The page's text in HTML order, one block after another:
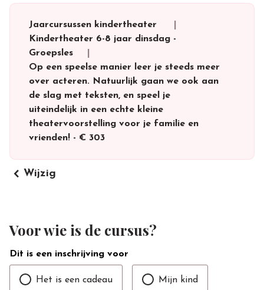
Jaarcursussen kindertheater
Kindertheater 6-8 jaar dinsdag -
Groepsles
Op een speelse manier leer je steeds meer
over acteren. Natuurlijk gaan we ook aan
de slag met teksten, en speel je
uiteindelijk in een echte kleine
theatervoorstelling voor je familie en
vrienden! - € 303
keyboard_arrow_left Wijzig
Voor wie is de cursus?
Dit is een inschrijving voor
Het is een cadeau Mijn kind